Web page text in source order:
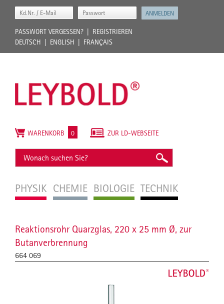
PASSWORT VERGESSEN?
REGISTRIEREN
DEUTSCH
ENGLISH FRANÇAIS
PHYSIK CHEMIE BIOLOGIE TECHNIK
ZUR LD-WEBSEITE
WARENKORB 0
Reaktionsrohr Quarzglas, 220 x 25 mm Ø, zur
Butanverbrennung
664 069